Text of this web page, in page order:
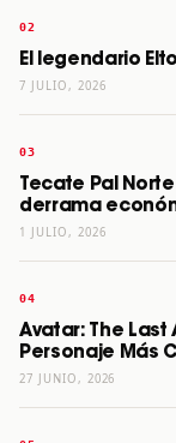
El legendario
7 JULIO, 2026
Tecate Pal
derrama
1 JULIO, 2026
Avatar: The
Personaje Más
27 JUNIO, 2026